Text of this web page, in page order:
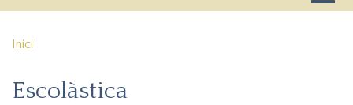
Inici
Escolàstica